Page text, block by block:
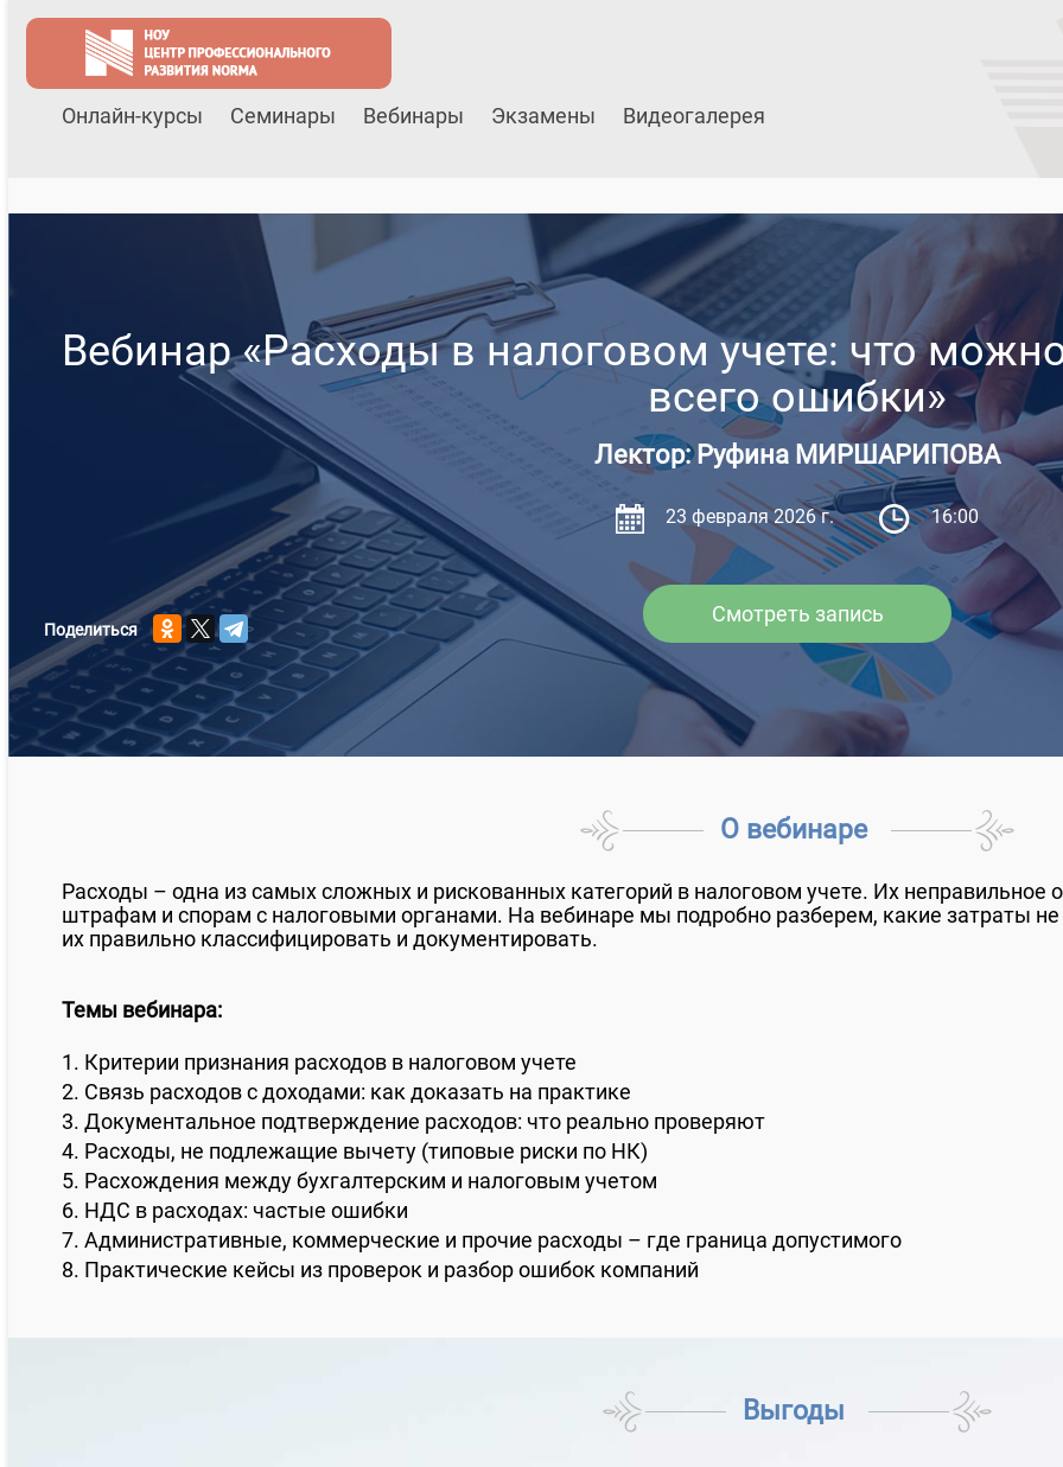
Онлайн-курсы Семинары Вебинары Экзамены Видеогалерея
Вебинар «Расходы в налоговом учете: что
всего ошибки»
Лектор: Руфина МИРШАРИПОВА
23 февраля 2026 г. 16:00
Смотреть запись
Поделиться
О вебинаре
Расходы – одна из самых сложных и рискованных категорий в налоговом учете. Их
штрафам и спорам с налоговыми органами. На вебинаре мы подробно разберем, какие затраты
их правильно классифицировать и документировать.
Темы вебинара:
1. Критерии признания расходов в налоговом учете
2. Связь расходов с доходами: как доказать на практике
3. Документальное подтверждение расходов: что реально проверяют
4. Расходы, не подлежащие вычету (типовые риски по НК)
5. Расхождения между бухгалтерским и налоговым учетом
6. НДС в расходах: частые ошибки
7. Административные, коммерческие и прочие расходы – где граница допустимого
8. Практические кейсы из проверок и разбор ошибок компаний
Выгоды